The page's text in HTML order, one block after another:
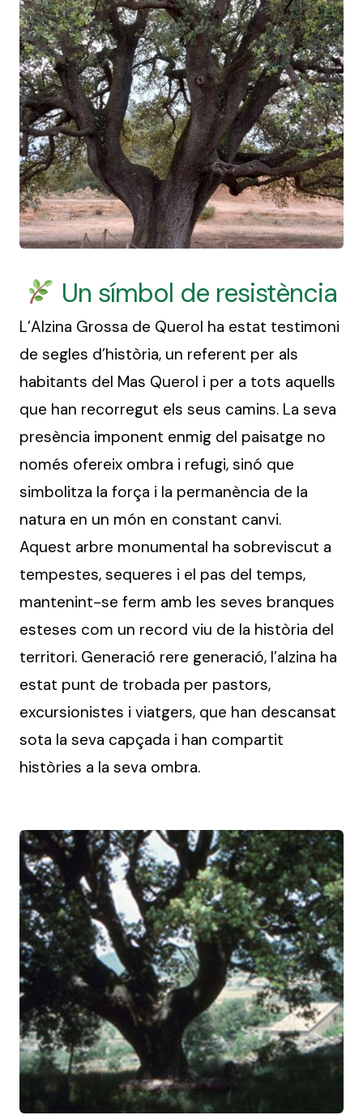
Un símbol de resistència
L’Alzina Grossa de Querol ha estat testimoni
de segles d’història, un referent per als
habitants del Mas Querol i per a tots aquells
que han recorregut els seus camins. La seva
presència imponent enmig del paisatge no
només ofereix ombra i refugi, sinó que
simbolitza la força i la permanència de la
natura en un món en constant canvi.
Aquest arbre monumental ha sobreviscut a
tempestes, sequeres i el pas del temps,
mantenint-se ferm amb les seves branques
esteses com un record viu de la història del
territori. Generació rere generació, l’alzina ha
estat punt de trobada per pastors,
excursionistes i viatgers, que han descansat
sota la seva capçada i han compartit
històries a la seva ombra.